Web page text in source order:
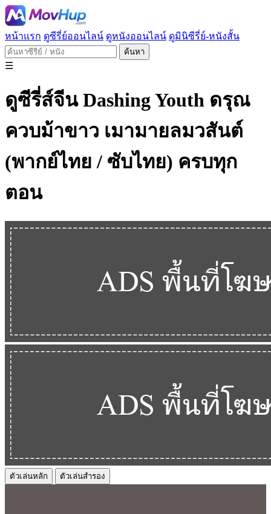
หน้าแรก ดูซีรี่ย์ออนไลน์ ดูหนังออนไลน์ ดูมินิซีรี่ย์-หนังสั้น
ค้นหา
☰
ดูซีรี่ส์จีน Dashing Youth ดรุณ
ควบม้าขาว เมามายลมวสันต์
(พากย์ไทย / ซับไทย) ครบทุก
ตอน
ตัวเล่นหลัก ตัวเล่นสำรอง